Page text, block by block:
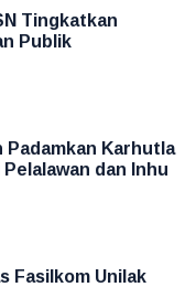
Tingkatkan
Publik
Padamkan Karhutla
dan Inhu
Fasilkom Unilak